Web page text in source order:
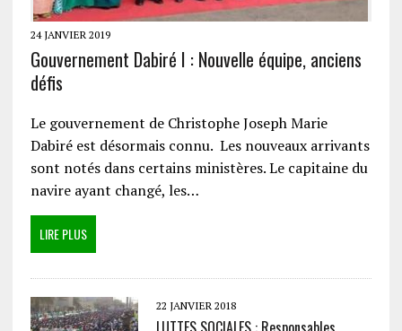
24 JANVIER 2019
Gouvernement Dabiré I : Nouvelle équipe, anciens
défis
Le gouvernement de Christophe Joseph Marie
Dabiré est désormais connu. Les nouveaux arrivants
sont notés dans certains ministères. Le capitaine du
navire ayant changé, les…
LIRE PLUS
22 JANVIER 2018